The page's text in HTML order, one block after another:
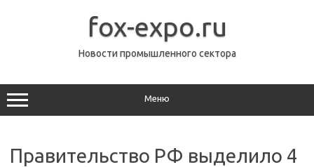
fox-expo.ru
Новости промышленного сектора
Меню
Правительство РФ выделило 4